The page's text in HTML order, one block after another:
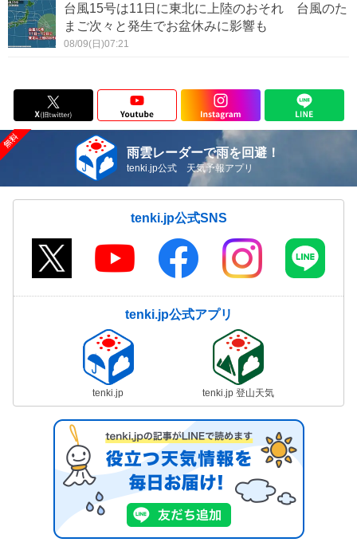
台風15号は11日に東北に上陸のおそれ 台風のた
まご次々と発生でお盆休みに影響も
08/09(日)07:21
雨雲レーダーで雨を回避！
tenki.jp公式 天気予報アプリ
tenki.jp公式SNS
tenki.jp公式アプリ
tenki.jp tenki.jp 登山天気